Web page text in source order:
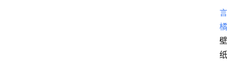
言
橘
壁
纸